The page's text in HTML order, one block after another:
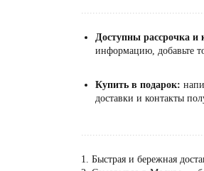
Доступны рассрочка и
информацию, добавьте
Купить в подарок:
доставки и контакты
1. Быстрая и бережная